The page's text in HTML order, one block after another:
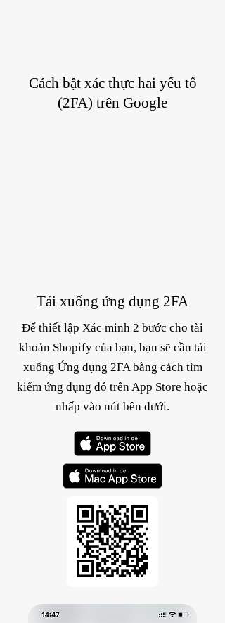
Cách bật xác thực hai yếu tố
(2FA) trên Google
Tải xuống ứng dụng 2FA
Để thiết lập Xác minh 2 bước cho tài
khoản Shopify của bạn, bạn sẽ cần tải
xuống Ứng dụng 2FA bằng cách tìm
kiếm ứng dụng đó trên App Store hoặc
nhấp vào nút bên dưới.